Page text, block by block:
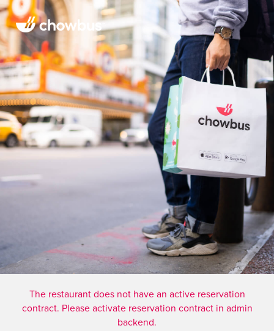
The restaurant does not have an active reservation
contract. Please activate reservation contract in admin
backend.